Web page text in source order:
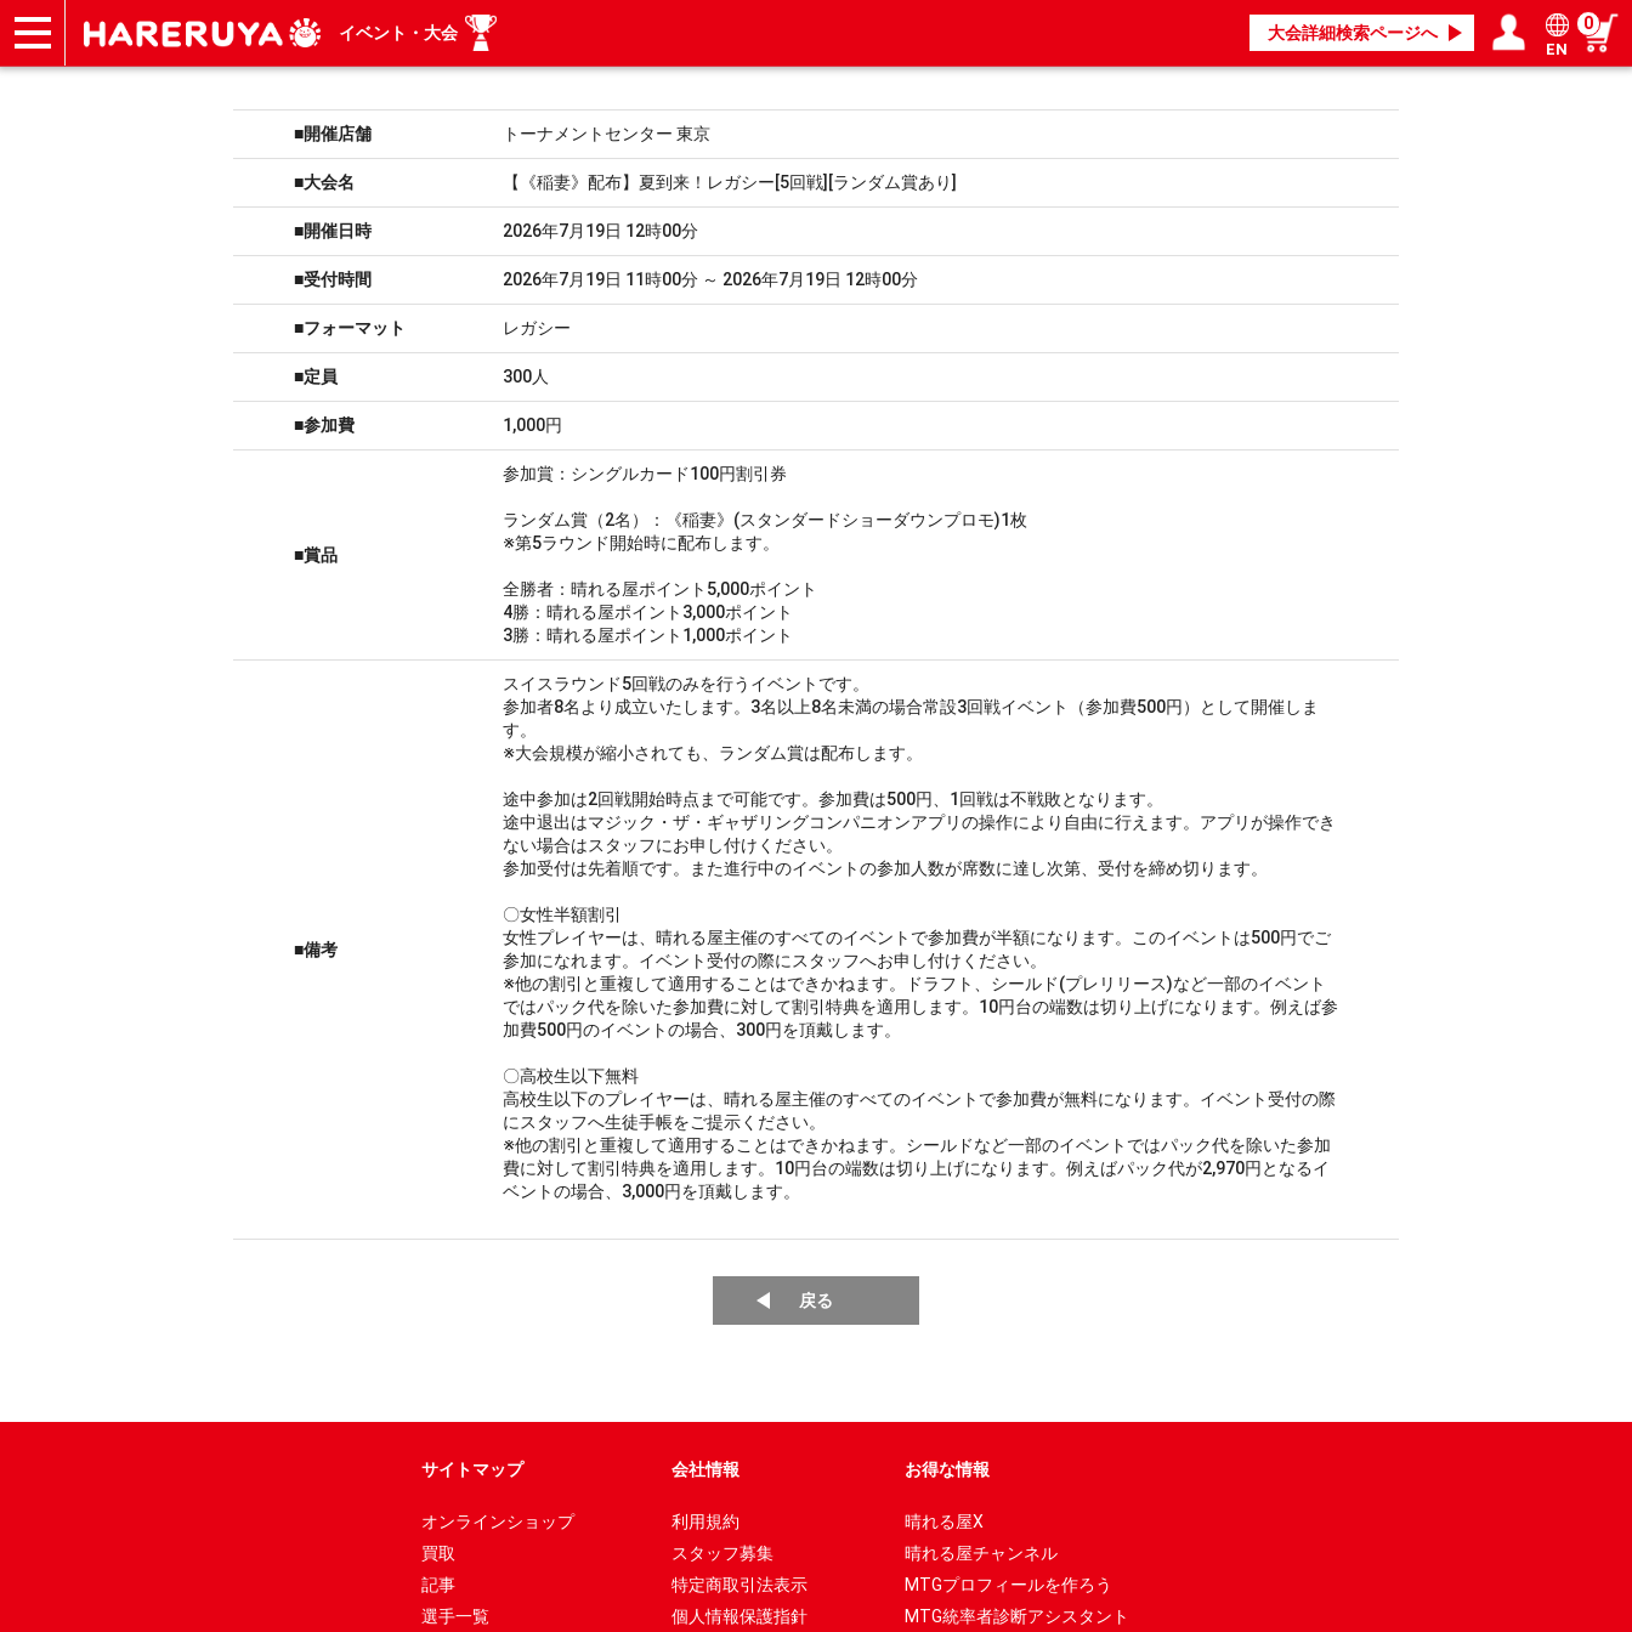
イベント・大会 大会詳細検索ページへ
EN
0
■開催店舗 トーナメントセンター 東京
■大会名 【《稲妻》配布】夏到来！レガシー[5回戦][ランダム賞あり]
■開催日時 2026年7月19日 12時00分
■受付時間 2026年7月19日 11時00分 ～ 2026年7月19日 12時00分
■フォーマット レガシー
■定員 300人
■参加費 1,000円
■賞品
参加賞：シングルカード100円割引券
ランダム賞（2名）：《稲妻》(スタンダードショーダウンプロモ)1枚
※第5ラウンド開始時に配布します。
全勝者：晴れる屋ポイント5,000ポイント
4勝：晴れる屋ポイント3,000ポイント
3勝：晴れる屋ポイント1,000ポイント
■備考
スイスラウンド5回戦のみを行うイベントです。
参加者8名より成立いたします。3名以上8名未満の場合常設3回戦イベント（参加費500円）として開催しま
す。
※大会規模が縮小されても、ランダム賞は配布します。
途中参加は2回戦開始時点まで可能です。参加費は500円、1回戦は不戦敗となります。
途中退出はマジック・ザ・ギャザリングコンパニオンアプリの操作により自由に行えます。アプリが操作でき
ない場合はスタッフにお申し付けください。
参加受付は先着順です。また進行中のイベントの参加人数が席数に達し次第、受付を締め切ります。
〇女性半額割引
女性プレイヤーは、晴れる屋主催のすべてのイベントで参加費が半額になります。このイベントは500円でご
参加になれます。イベント受付の際にスタッフへお申し付けください。
※他の割引と重複して適用することはできかねます。ドラフト、シールド(プレリリース)など一部のイベント
ではパック代を除いた参加費に対して割引特典を適用します。10円台の端数は切り上げになります。例えば参
加費500円のイベントの場合、300円を頂戴します。
〇高校生以下無料
高校生以下のプレイヤーは、晴れる屋主催のすべてのイベントで参加費が無料になります。イベント受付の際
にスタッフへ生徒手帳をご提示ください。
※他の割引と重複して適用することはできかねます。シールドなど一部のイベントではパック代を除いた参加
費に対して割引特典を適用します。10円台の端数は切り上げになります。例えばパック代が2,970円となるイ
ベントの場合、3,000円を頂戴します。
戻る
サイトマップ
オンラインショップ
買取
記事
選手一覧
会社情報
利用規約
スタッフ募集
特定商取引法表示
個人情報保護指針
お得な情報
晴れる屋X
晴れる屋チャンネル
MTGプロフィールを作ろう
MTG統率者診断アシスタント